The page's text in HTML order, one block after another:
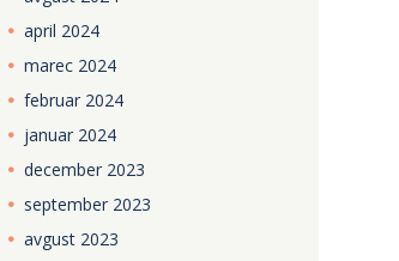
april 2024
marec 2024
februar 2024
januar 2024
december 2023
september 2023
avgust 2023